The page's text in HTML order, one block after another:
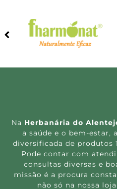
Na Herbanária do
a saúde e o bem-estar,
diversificada de produtos
Pode contar com
consultas diversas e
missão é a procura
não só na nossa